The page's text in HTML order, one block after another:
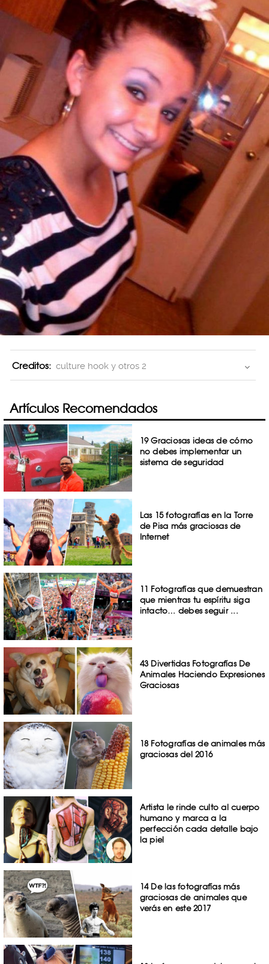
Creditos: culture hook y otros 2
Artículos Recomendados
19 Graciosas ideas de cómo
no debes implementar un
sistema de seguridad
Las 15 fotografías en la Torre
de Pisa más graciosas de
Internet
11 Fotografías que demuestran
que mientras tu espíritu siga
intacto… debes seguir ...
43 Divertidas Fotografías De
Animales Haciendo Expresiones
Graciosas
18 Fotografías de animales más
graciosas del 2016
Artista le rinde culto al cuerpo
humano y marca a la
perfección cada detalle bajo
la piel
14 De las fotografías más
graciosas de animales que
verás en este 2017